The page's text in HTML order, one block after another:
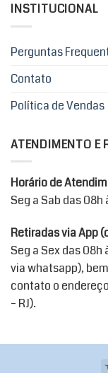
INSTITUCIONAL
Perguntas
Contato
Política de Vendas
ATENDIMENTO E
Horário de
Seg a Sab das 08h
Retiradas via App
Seg a Sex das
via whatsapp),
contato o
– RJ).